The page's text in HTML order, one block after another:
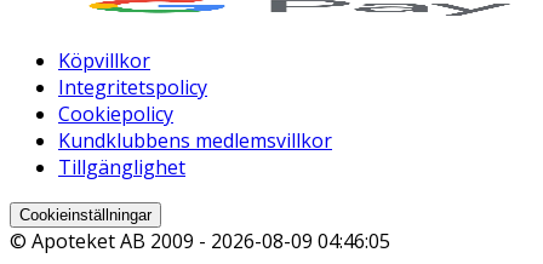
Köpvillkor
Integritetspolicy
Cookiepolicy
Kundklubbens medlemsvillkor
Tillgänglighet
Cookieinställningar
© Apoteket AB 2009 - 2026-08-09 04:46:05